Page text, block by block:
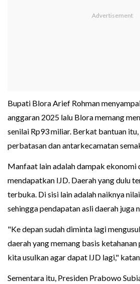
Bupati Blora Arief Rohman
anggaran 2025 lalu Blora memang
senilai Rp93 miliar. Berkat bantuan
perbatasan dan antarkecamatan
Manfaat lain adalah dampak ekonomi
mendapatkan IJD. Daerah yang dulu
terbuka. Di sisi lain adalah naiknya
sehingga pendapatan asli daerah juga
"Ke depan sudah diminta lagi
daerah yang memang basis
kita usulkan agar dapat IJD lagi,"
Sementara itu, Presiden Prabowo